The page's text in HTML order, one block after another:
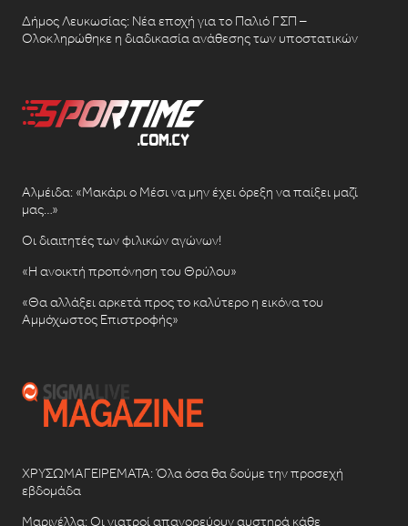
Δήμος Λευκωσίας: Νέα εποχή για το Παλιό ΓΣΠ –
Ολοκληρώθηκε η διαδικασία ανάθεσης των υποστατικών
Αλμέιδα: «Μακάρι ο Μέσι να μην έχει όρεξη να παίξει μαζί
μας…»
Οι διαιτητές των φιλικών αγώνων!
«Η ανοικτή προπόνηση του Θρύλου»
«Θα αλλάξει αρκετά προς το καλύτερο η εικόνα του
Αμμόχωστος Επιστροφής»
ΧΡΥΣΩΜΑΓΕΙΡΕΜΑΤΑ: Όλα όσα θα δούμε την προσεχή
εβδομάδα
Μαρινέλλα: Οι γιατροί απαγορεύουν αυστηρά κάθε